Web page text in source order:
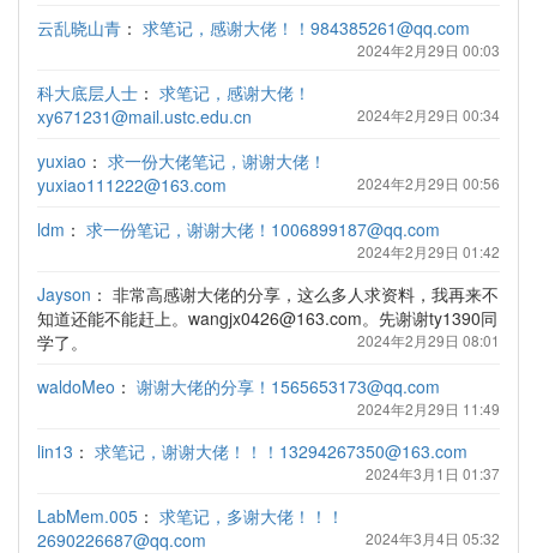
云乱晓山青 ： 求笔记，感谢大佬！！984385261@qq.com
2024年2月29日 00:03
科大底层人士 ： 求笔记，感谢大佬！
xy671231@mail.ustc.edu.cn
2024年2月29日 00:34
yuxiao ： 求一份大佬笔记，谢谢大佬！
yuxiao111222@163.com
2024年2月29日 00:56
ldm ： 求一份笔记，谢谢大佬！1006899187@qq.com
2024年2月29日 01:42
Jayson ： 非常高感谢大佬的分享，这么多人求资料，我再来不
知道还能不能赶上。wangjx0426@163.com。先谢谢ty1390同
学了。
2024年2月29日 08:01
waldoMeo ： 谢谢大佬的分享！1565653173@qq.com
2024年2月29日 11:49
lin13 ： 求笔记，谢谢大佬！！！13294267350@163.com
2024年3月1日 01:37
LabMem.005 ： 求笔记，多谢大佬！！！
2690226687@qq.com
2024年3月4日 05:32